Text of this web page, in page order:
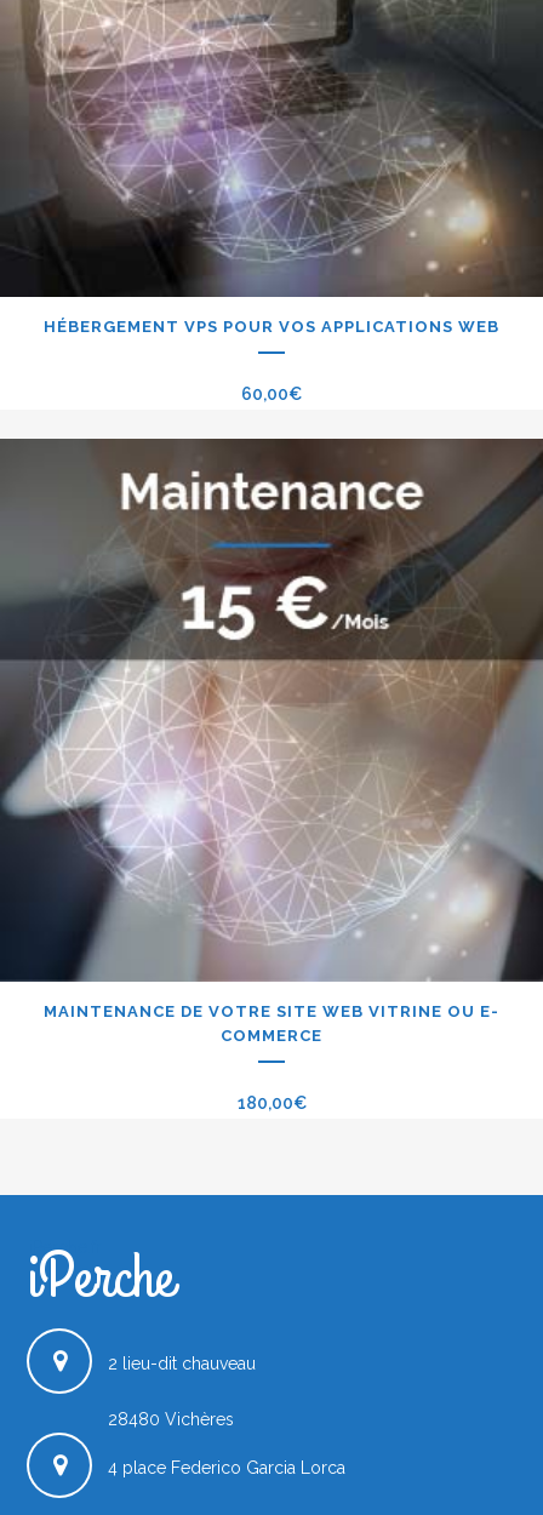
HÉBERGEMENT VPS POUR VOS APPLICATIONS WEB
60,00€
MAINTENANCE DE VOTRE SITE WEB VITRINE OU E-
COMMERCE
180,00€
iPerche.fr
iPerche
2 lieu-dit chauveau
28480 Vichères
4 place Federico Garcia Lorca